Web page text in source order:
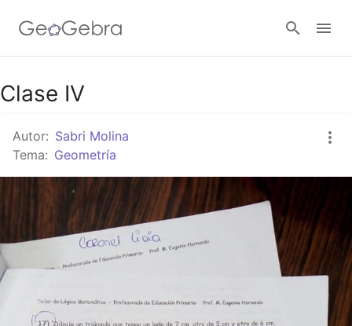
Clase IV
Autor: Sabri Molina
Tema: Geometría